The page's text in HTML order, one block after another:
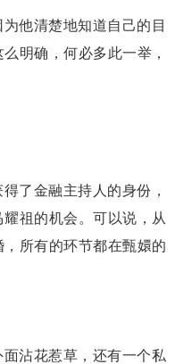
他清楚地知道自己的目
明确，何必多此一举，
了金融主持人的身份，
祖的机会。可以说，从
所有的环节都在甄嬛的
沾花惹草，还有一个私